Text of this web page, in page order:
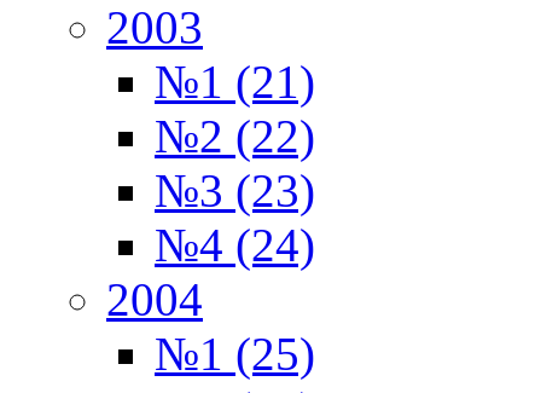
2003
№1 (21)
№2 (22)
№3 (23)
№4 (24)
2004
№1 (25)